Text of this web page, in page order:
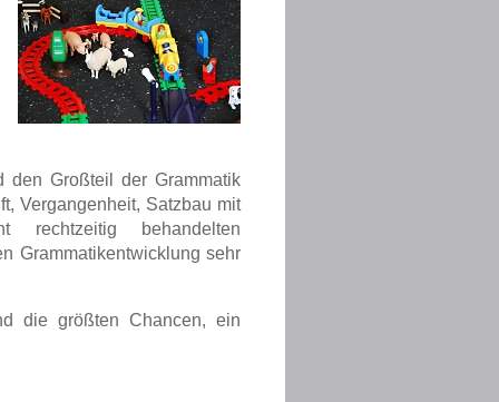
den Großteil der Grammatik
Vergangenheit, Satz­bau mit
rechtzeitig behandelten
Grammatikentwicklung sehr
die größten Chancen, ein